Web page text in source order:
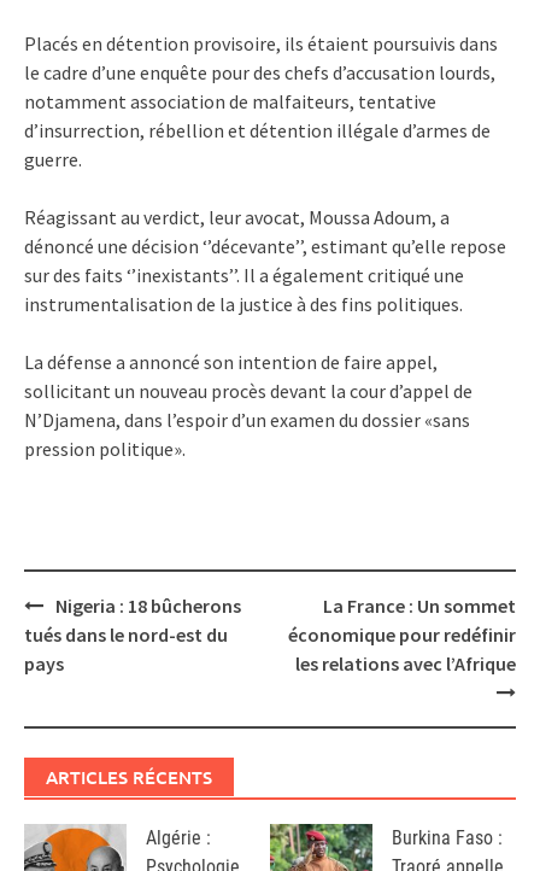
Placés en détention provisoire, ils étaient poursuivis dans
le cadre d’une enquête pour des chefs d’accusation lourds,
notamment association de malfaiteurs, tentative
d’insurrection, rébellion et détention illégale d’armes de
guerre.
Réagissant au verdict, leur avocat, Moussa Adoum, a
dénoncé une décision ‘’décevante’’, estimant qu’elle repose
sur des faits ‘’inexistants’’. Il a également critiqué une
instrumentalisation de la justice à des fins politiques.
La défense a annoncé son intention de faire appel,
sollicitant un nouveau procès devant la cour d’appel de
N’Djamena, dans l’espoir d’un examen du dossier «sans
pression politique».
Post
navigation
Nigeria : 18 bûcherons
tués dans le nord-est du
pays
La France : Un sommet
économique pour redéfinir
les relations avec l’Afrique
ARTICLES RÉCENTS
Algérie :
Burkina Faso :